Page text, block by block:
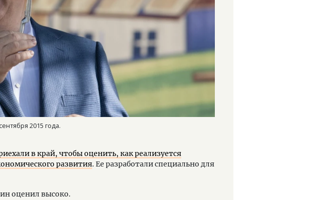
2015 года.
в край, чтобы оценить, как реализуется
развития. Ее разработали специально для
оценил высоко.